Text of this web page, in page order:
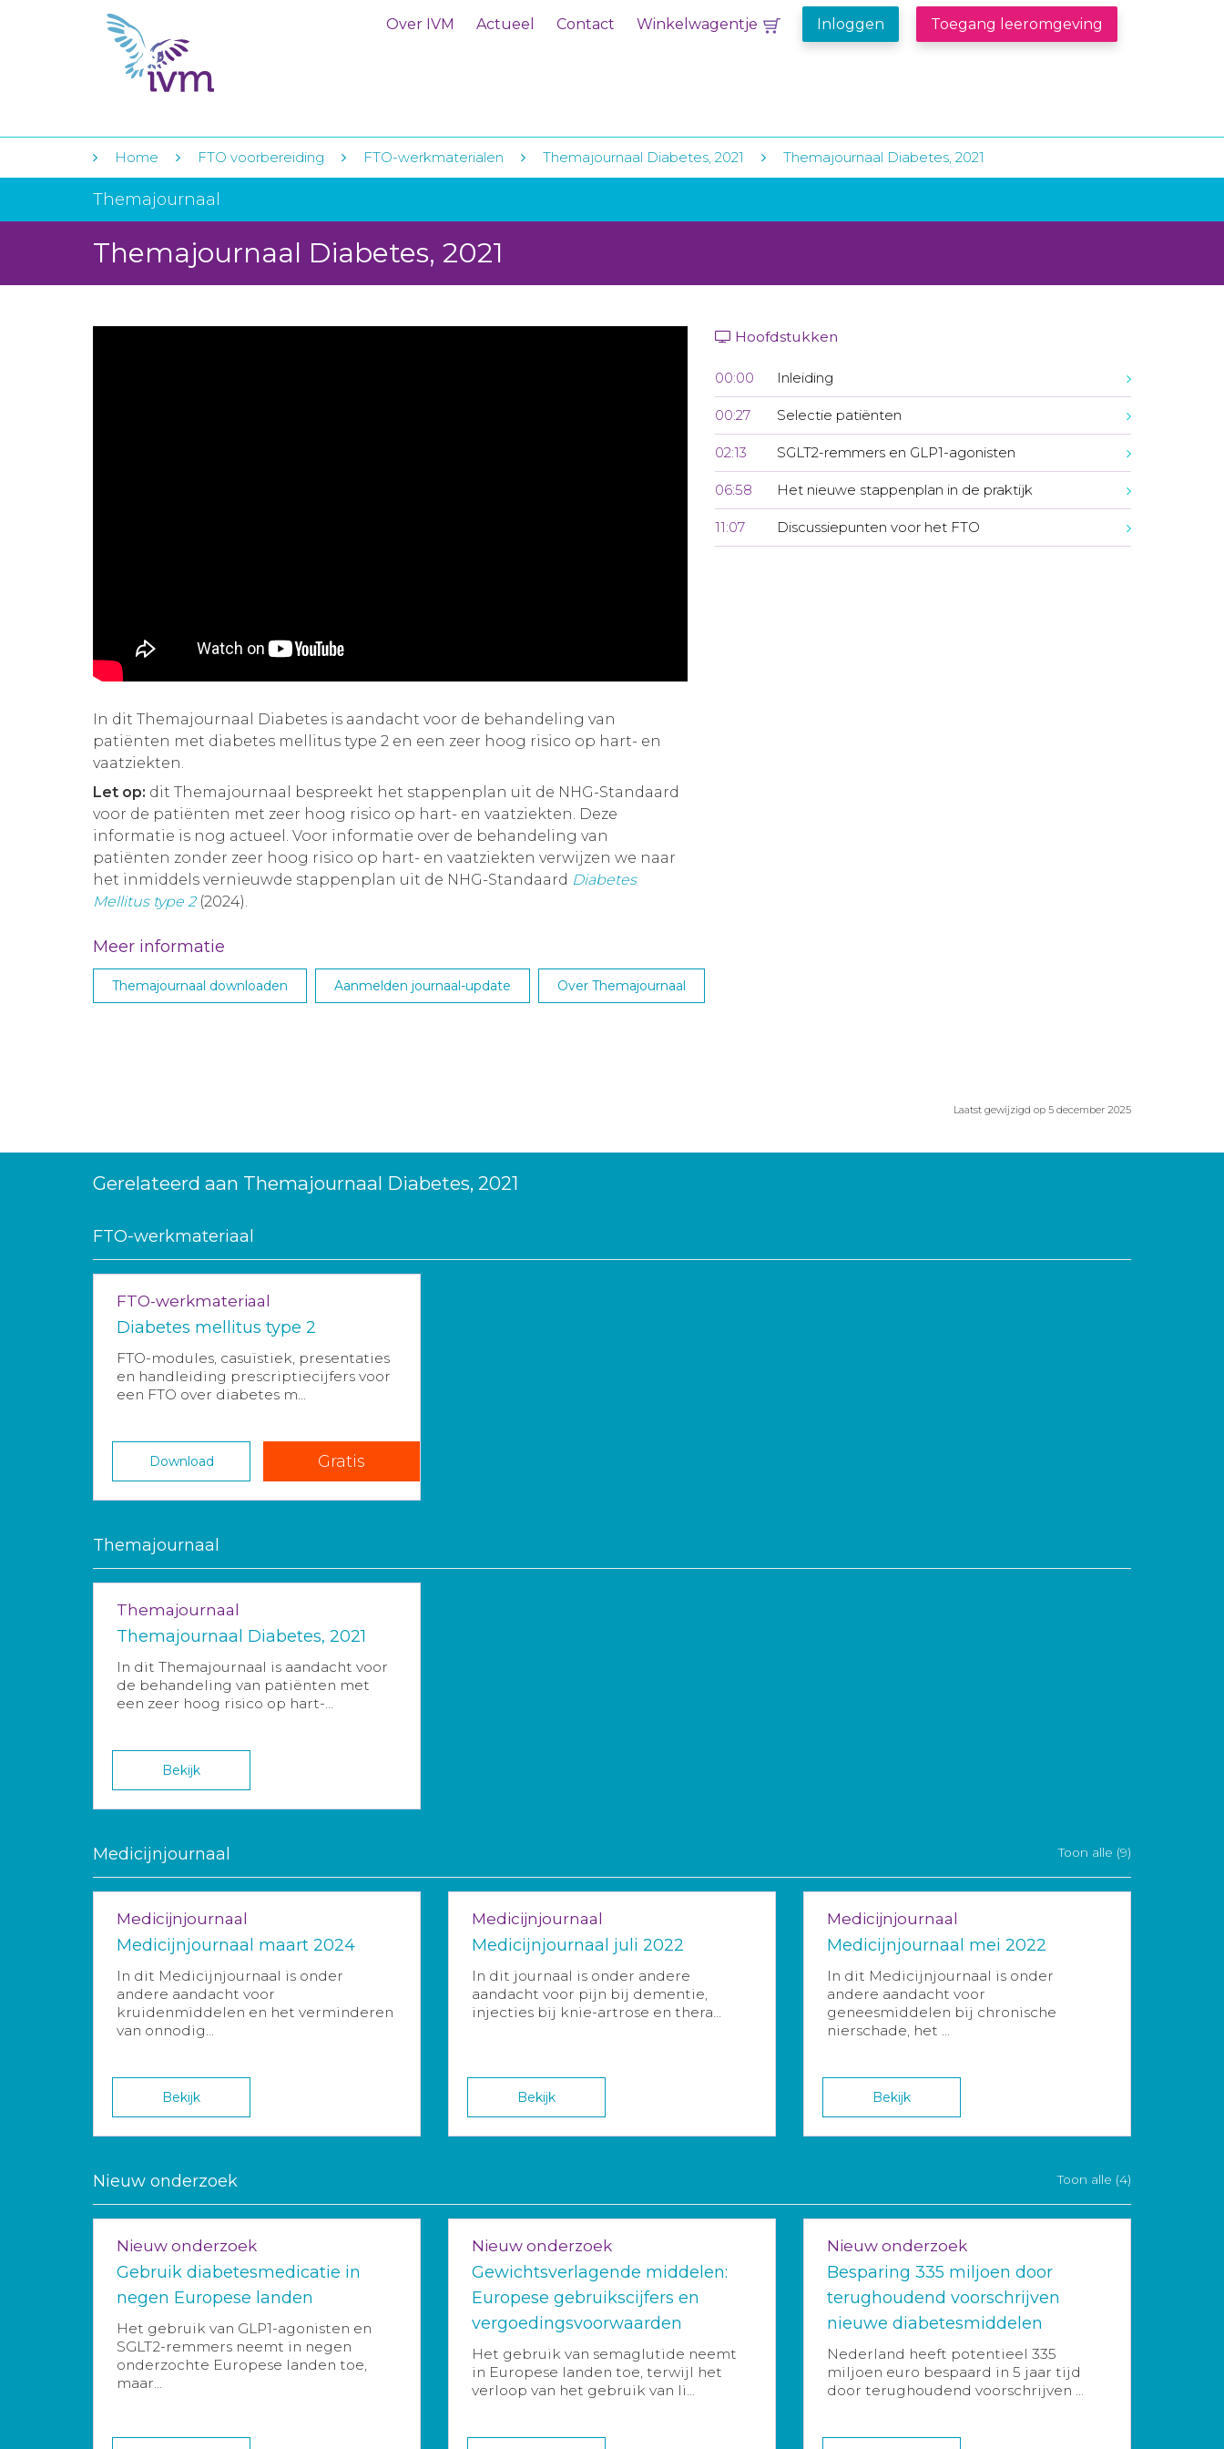
Over IVM Actueel Contact Winkelwagentje Inloggen Toegang leeromgeving
Home FTO voorbereiding FTO-werkmaterialen Themajournaal Diabetes, 2021 Themajournaal Diabetes, 2021
Themajournaal
Themajournaal Diabetes, 2021
Hoofdstukken
00:00 Inleiding
00:27 Selectie patiënten
02:13 SGLT2-remmers en GLP1-agonisten
06:58 Het nieuwe stappenplan in de praktijk
11:07 Discussiepunten voor het FTO
In dit Themajournaal Diabetes is aandacht voor de behandeling van
patiënten met diabetes mellitus type 2 en een zeer hoog risico op hart- en
vaatziekten.
Let op: dit Themajournaal bespreekt het stappenplan uit de NHG-Standaard
voor de patiënten met zeer hoog risico op hart- en vaatziekten. Deze
informatie is nog actueel. Voor informatie over de behandeling van
patiënten zonder zeer hoog risico op hart- en vaatziekten verwijzen we naar
het inmiddels vernieuwde stappenplan uit de NHG-Standaard Diabetes
Mellitus type 2(2024).
Meer informatie
Themajournaal downloaden Aanmelden journaal-update Over Themajournaal
Laatst gewijzigd op 5 december 2025
Gerelateerd aan Themajournaal Diabetes, 2021
FTO-werkmateriaal
FTO-werkmateriaal
Diabetes mellitus type 2
FTO-modules, casuïstiek, presentaties
en handleiding prescriptiecijfers voor
een FTO over diabetes m...
Download Gratis
Themajournaal
Themajournaal
Themajournaal Diabetes, 2021
In dit Themajournaal is aandacht voor
de behandeling van patiënten met
een zeer hoog risico op hart-...
Bekijk
Medicijnjournaal Toon alle (9)
Medicijnjournaal
Medicijnjournaal maart 2024
In dit Medicijnjournaal is onder
andere aandacht voor
kruidenmiddelen en het verminderen
van onnodig...
Bekijk
Medicijnjournaal
Medicijnjournaal juli 2022
In dit journaal is onder andere
aandacht voor pijn bij dementie,
injecties bij knie-artrose en thera...
Bekijk
Medicijnjournaal
Medicijnjournaal mei 2022
In dit Medicijnjournaal is onder
andere aandacht voor
geneesmiddelen bij chronische
nierschade, het ...
Bekijk
Nieuw onderzoek Toon alle (4)
Nieuw onderzoek
Gebruik diabetesmedicatie in
negen Europese landen
Het gebruik van GLP1-agonisten en
SGLT2-remmers neemt in negen
onderzochte Europese landen toe,
maar...
Nieuw onderzoek
Gewichtsverlagende middelen:
Europese gebruikscijfers en
vergoedingsvoorwaarden
Het gebruik van semaglutide neemt
in Europese landen toe, terwijl het
verloop van het gebruik van li...
Nieuw onderzoek
Besparing 335 miljoen door
terughoudend voorschrijven
nieuwe diabetesmiddelen
Nederland heeft potentieel 335
miljoen euro bespaard in 5 jaar tijd
door terughoudend voorschrijven ...